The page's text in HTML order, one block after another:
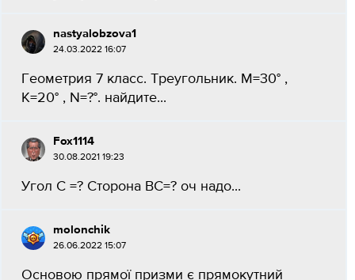
nastyalobzova1
24.03.2022 16:07
Геометрия 7 класс. Треугольник. M=30° ,
K=20° , N=?°. найдите...
Fox1114
30.08.2021 19:23
Угол С =? Сторона ВС=? оч надо...
molonchik
26.06.2022 15:07
Основою прямої призми є прямокутний